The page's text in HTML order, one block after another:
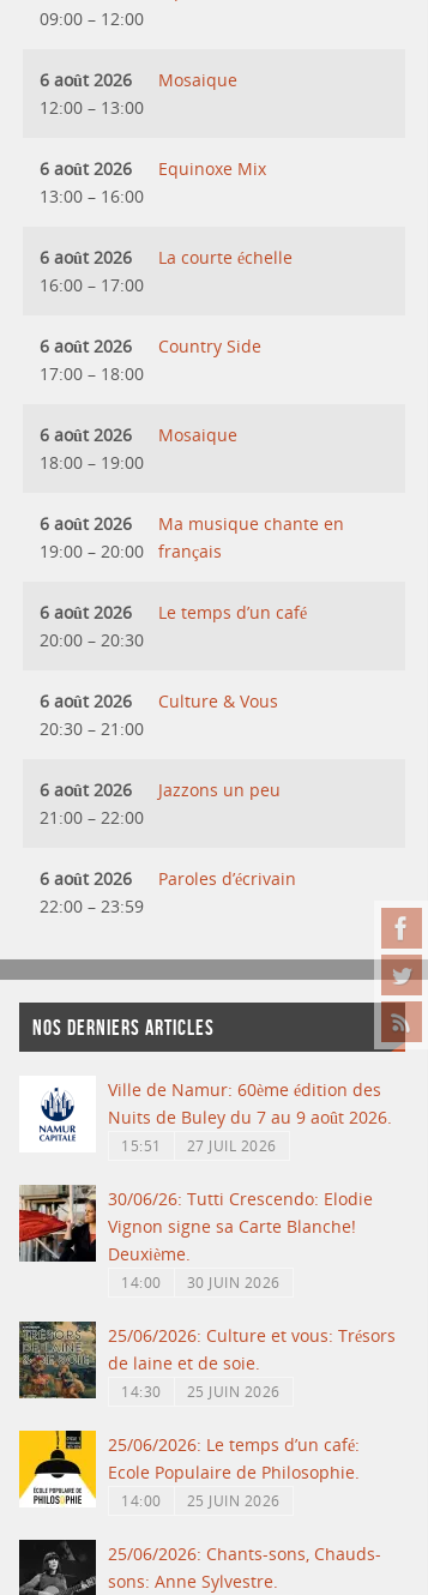
09:00 – 12:00
6 août 2026
12:00 – 13:00
Mosaique
6 août 2026
13:00 – 16:00
Equinoxe Mix
6 août 2026
16:00 – 17:00
La courte échelle
6 août 2026
17:00 – 18:00
Country Side
6 août 2026
18:00 – 19:00
Mosaique
6 août 2026
19:00 – 20:00
Ma musique chante en
français
6 août 2026
20:00 – 20:30
Le temps d’un café
6 août 2026
20:30 – 21:00
Culture & Vous
6 août 2026
21:00 – 22:00
Jazzons un peu
6 août 2026
22:00 – 23:59
Paroles d’écrivain
NOS DERNIERS ARTICLES
Ville de Namur: 60ème édition des
Nuits de Buley du 7 au 9 août 2026.
15:51 27 JUIL 2026
30/06/26: Tutti Crescendo: Elodie
Vignon signe sa Carte Blanche!
Deuxième.
14:00 30 JUIN 2026
25/06/2026: Culture et vous: Trésors
de laine et de soie.
14:30 25 JUIN 2026
25/06/2026: Le temps d’un café:
Ecole Populaire de Philosophie.
14:00 25 JUIN 2026
25/06/2026: Chants-sons, Chauds-
sons: Anne Sylvestre.